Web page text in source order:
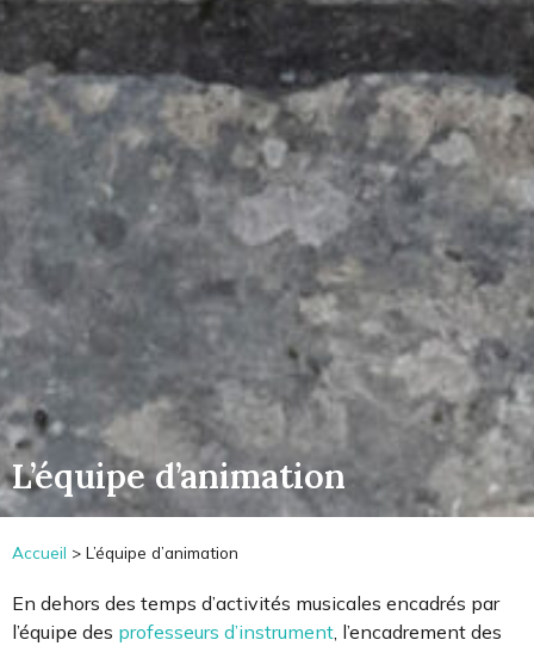
L’équipe d’animation
Accueil > L’équipe d’animation
En dehors des temps d’activités musicales encadrés par
l’équipe des professeurs d’instrument , l’encadrement des